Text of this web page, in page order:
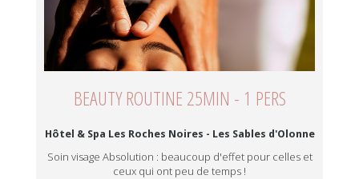
BEAUTY ROUTINE 25MIN - 1 PERS
Hôtel & Spa Les Roches Noires - Les Sables d'Olonne
Soin visage Absolution : beaucoup d'effet pour celles et
ceux qui ont peu de temps !